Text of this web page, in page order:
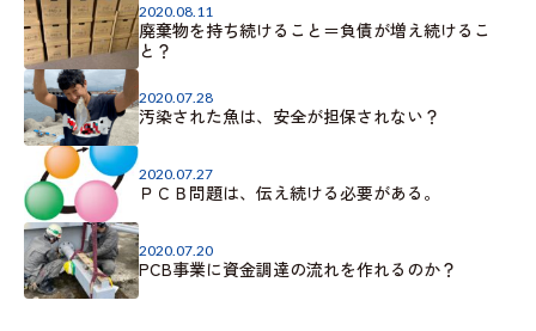
2020.08.11
廃棄物を持ち続けること＝負債が増え続けるこ
と？
2020.07.28
汚染された魚は、安全が担保されない？
2020.07.27
ＰＣＢ問題は、伝え続ける必要がある。
2020.07.20
PCB事業に資金調達の流れを作れるのか？